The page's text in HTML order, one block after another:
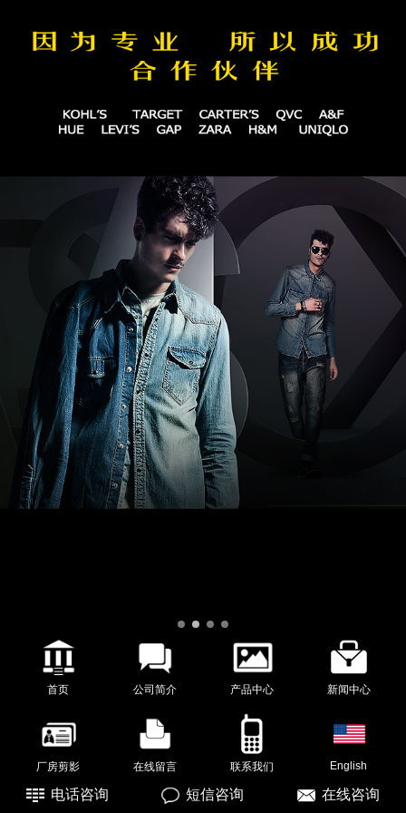
电话咨询 短信咨询 在线咨询
首页 公司简介 产品中心 新闻中心
厂房剪影 在线留言 联系我们 English